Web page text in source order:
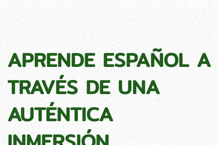
APRENDE ESPAÑOL A
TRAVÉS DE UNA
AUTÉNTICA